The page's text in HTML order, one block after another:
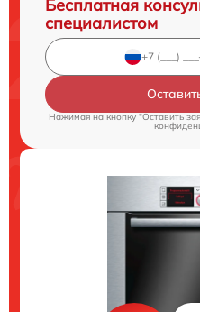
Бесплатная
специалистом
Нажимая на кнопку "Оставить